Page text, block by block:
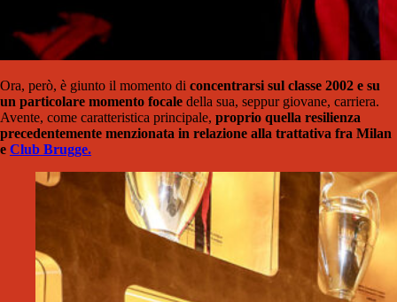
Ora, però, è giunto il momento di concentrarsi sul classe 2002 e su
un particolare momento focale della sua, seppur giovane, carriera.
Avente, come caratteristica principale, proprio quella resilienza
precedentemente menzionata in relazione alla trattativa fra Milan
e Club Brugge.